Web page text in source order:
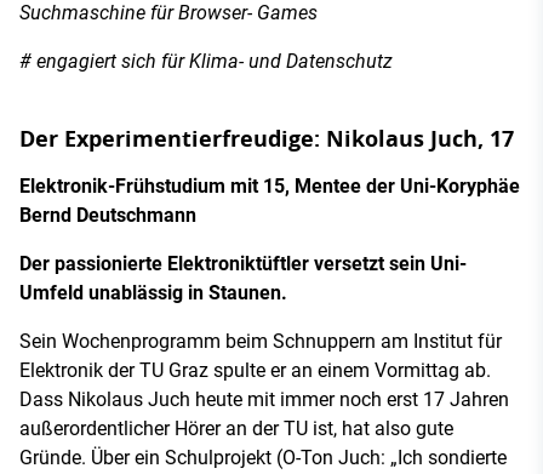
Suchmaschine für Browser- Games
# engagiert sich für Klima- und Datenschutz
Der Experimentierfreudige: Nikolaus Juch, 17
Elektronik-Frühstudium mit 15, Mentee der Uni-Koryphäe
Bernd Deutschmann
Der passionierte Elektroniktüftler versetzt sein Uni-
Umfeld unablässig in Staunen.
Sein Wochenprogramm beim Schnuppern am Institut für
Elektronik der TU Graz spulte er an einem Vormittag ab.
Dass Nikolaus Juch heute mit immer noch erst 17 Jahren
außerordentlicher Hörer an der TU ist, hat also gute
Gründe. Über ein Schulprojekt (O-Ton Juch: „Ich sondierte